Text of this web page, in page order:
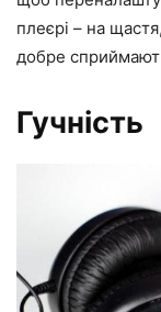
плеєрі – на
добре
Гучність